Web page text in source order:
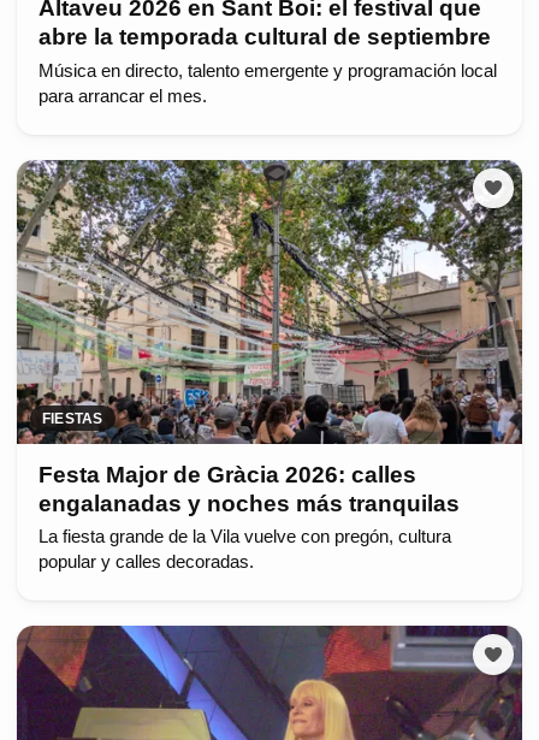
Altaveu 2026 en Sant Boi: el festival que
abre la temporada cultural de septiembre
Música en directo, talento emergente y programación local
para arrancar el mes.
FIESTAS
Festa Major de Gràcia 2026: calles
engalanadas y noches más tranquilas
La fiesta grande de la Vila vuelve con pregón, cultura
popular y calles decoradas.